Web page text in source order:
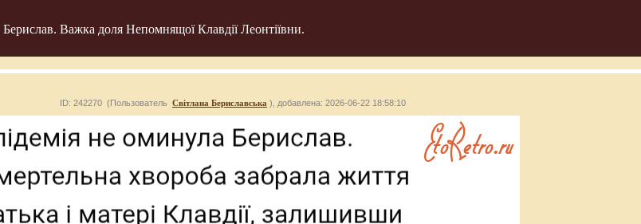
Берислав. Важка доля Непомнящої Клавдії Леонтіївни.
ID: 242270 (Пользователь Світлана Бериславська ), добавлена: 2026-06-22 18:58:10